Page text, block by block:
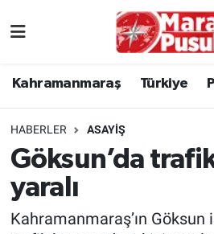
Kahramanmaraş Türkiye
HABERLER ASAYİŞ
Göksun’da trafik
yaralı
Kahramanmaraş’ın
Politika
Ekonomi
İstanbul Trafik Yoğunluk
Süper Lig Puan Durumu ve